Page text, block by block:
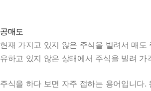
공매도
현재 가지고 있지 않은 주식을 빌려서 매
유하고 있지 않은 상태에서 주식을 빌려
주식을 하다 보면 자주 접하는 용어입니다